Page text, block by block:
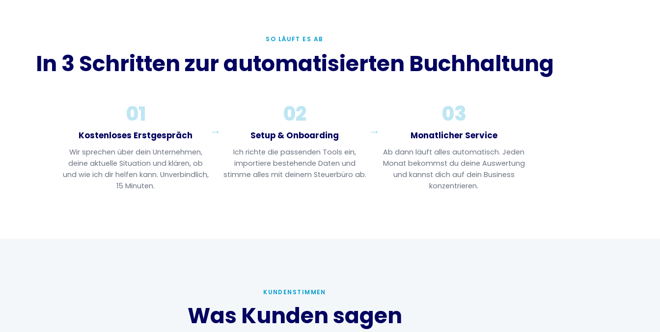
SO LÄUFT ES AB
In 3 Schritten zur automatisierten Buchhaltung
01
Kostenloses Erstgespräch
Wir sprechen über dein Unternehmen,
deine aktuelle Situation und klären, ob
und wie ich dir helfen kann. Unverbindlich,
15 Minuten.
→
02
Setup & Onboarding
Ich richte die passenden Tools ein,
importiere bestehende Daten und
stimme alles mit deinem Steuerbüro ab.
→
03
Monatlicher Service
Ab dann läuft alles automatisch. Jeden
Monat bekommst du deine Auswertung
und kannst dich auf dein Business
konzentrieren.
KUNDENSTIMMEN
Was Kunden sagen